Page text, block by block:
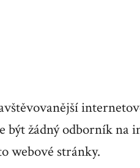
žádný odborník na
webové stránky.